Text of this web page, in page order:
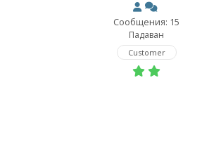
Сообщения: 15
Падаван
Customer